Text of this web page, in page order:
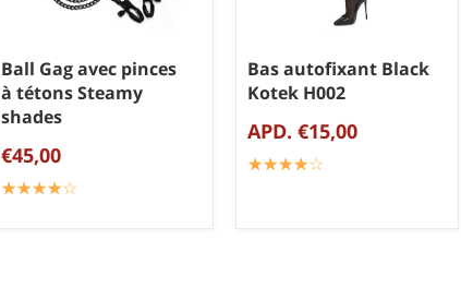
Ball Gag avec pinces
à tétons Steamy
shades
€45,00
☆☆☆☆☆
★★★★★
Bas autofixant Black
Kotek H002
APD. €15,00
☆☆☆☆☆
★★★★★